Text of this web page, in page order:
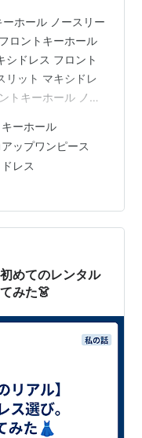
ホール ノースリー
ロントキーホール
シドレス フロント
リット マキシドレ
トキーホール ノー
ットアウトスリッ
エレガントな貴
ウトスリットマキ
を釘付け！
ーホール
ップワンピース
レス
めてのレンタル
みた👗